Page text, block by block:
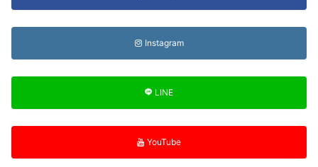
Instagram
LINE
YouTube